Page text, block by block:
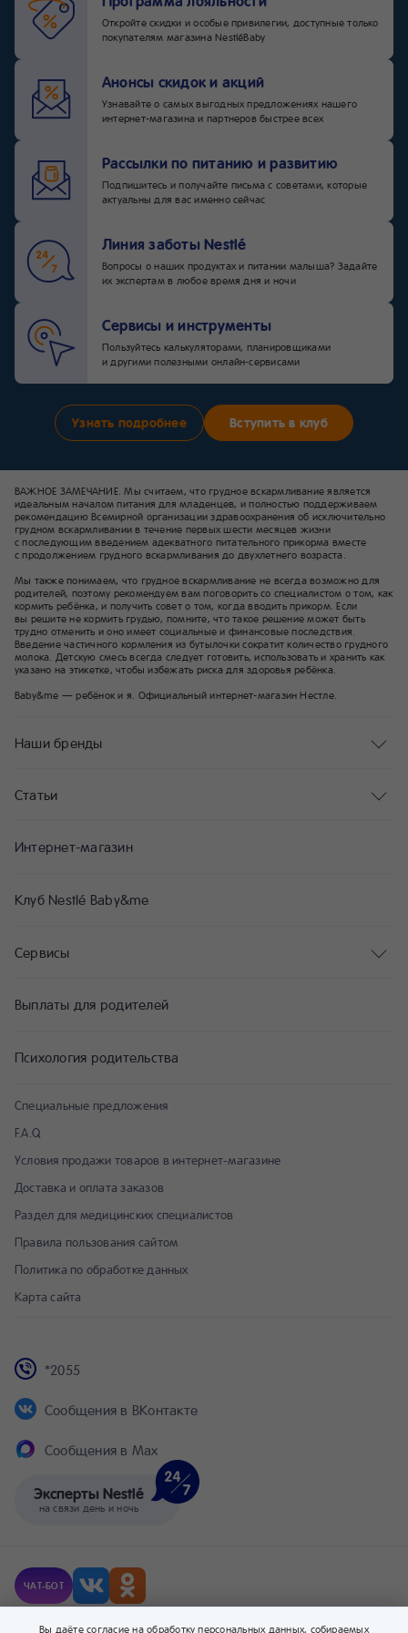
Откройте скидки и особые привилегии, доступные только
покупателям магазина NestléBaby
Анонсы скидок и акций
Узнавайте о самых выгодных предложениях нашего
интернет-магазина и партнеров быстрее всех
Рассылки по питанию и развитию
Подпишитесь и получайте письма с советами, которые
актуальны для вас именно сейчас
Линия заботы Nestlé
Вопросы о наших продуктах и питании малыша? Задайте
их экспертам в любое время дня и ночи
Сервисы и инструменты
Пользуйтесь калькуляторами, планировщиками
и другими полезными онлайн-сервисами
Узнать подробнее Вступить в клуб
ВАЖНОЕ ЗАМЕЧАНИЕ. Мы считаем, что грудное вскармливание является
идеальным началом питания для младенцев, и полностью поддерживаем
рекомендацию Всемирной организации здравоохранения об исключительно
грудном вскармливании в течение первых шести месяцев жизни
с последующим введением адекватного питательного прикорма вместе
с продолжением грудного вскармливания до двухлетнего возраста.
Мы также понимаем, что грудное вскармливание не всегда возможно для
родителей, поэтому рекомендуем вам поговорить со специалистом о том, как
кормить ребёнка, и получить совет о том, когда вводить прикорм. Если
вы решите не кормить грудью, помните, что такое решение может быть
трудно отменить и оно имеет социальные и финансовые последствия.
Введение частичного кормления из бутылочки сократит количество грудного
молока. Детскую смесь всегда следует готовить, использовать и хранить как
указано на этикетке, чтобы избежать риска для здоровья ребёнка.
Baby&me — ребёнок и я. Официальный интернет-магазин Нестле.
Наши бренды
Статьи
Специальные предложения
F.A.Q
Условия продажи товаров в интернет-магазине
Доставка и оплата заказов
Раздел для медицинских специалистов
Правила пользования сайтом
Политика по обработке данных
Карта сайта
Эксперты Nestlé
на связи день и ночь
*2055
Сообщения в ВКонтакте
Сообщения в Max
Интернет-магазин
Клуб Nestlé Baby&me
Сервисы
Выплаты для родителей
Психология родительства
ЧАТ-БОТ
© Компания Nestlé, 2026 г. Все права защищены.
Вы даёте согласие на обработку персональных данных, собираемых